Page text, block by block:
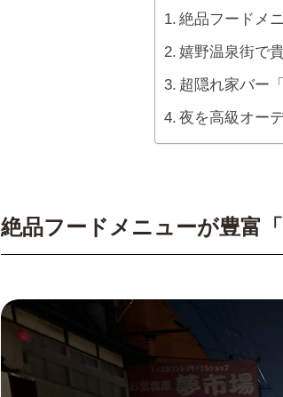
絶品フードメ
嬉野温泉街で
超隠れ家バー
夜を高級オー
絶品フードメニューが豊富